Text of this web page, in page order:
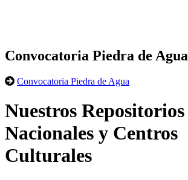
Convocatoria Piedra de Agua
Convocatoria Piedra de Agua
Nuestros Repositorios
Nacionales y Centros
Culturales